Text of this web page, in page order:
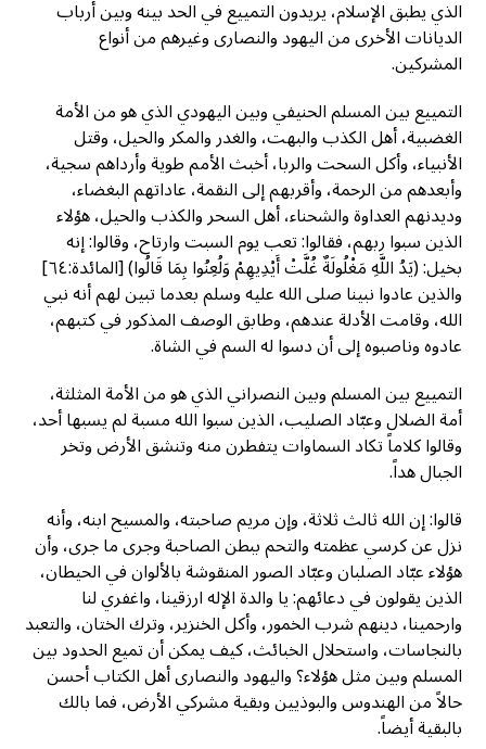
الذي يطبق الإسلام، يريدون التمييع في الحد بينه وبين أرباب
الديانات الأخرى من اليهود والنصارى وغيرهم من أنواع
المشركين.
التمييع بين المسلم الحنيفي وبين اليهودي الذي هو من الأمة
الغضبية، أهل الكذب والبهت، والغدر والمكر والحيل، وقتل
الأنبياء، وأكل السحت والربا، أخبث الأمم طوية وأرداهم سجية،
وأبعدهم من الرحمة، وأقربهم إلى النقمة، عاداتهم البغضاء،
وديدنهم العداوة والشحناء، أهل السحر والكذب والحيل، هؤلاء
الذين سبوا ربهم، فقالوا: تعب يوم السبت وارتاح، وقالوا: إنه
بخيل: (يَدُ اللَّهِ مَغْلُولَةٌ غُلَّتْ أَيْدِيهِمْ وَلُعِنُوا بِمَا قَالُوا) [المائدة:٦٤]
والذين عادوا نبينا صلى الله عليه وسلم بعدما تبين لهم أنه نبي
الله، وقامت الأدلة عندهم، وطابق الوصف المذكور في كتبهم،
عادوه وناصبوه إلى أن دسوا له السم في الشاة.
التمييع بين المسلم وبين النصراني الذي هو من الأمة المثلثة،
أمة الضلال وعبّاد الصليب، الذين سبوا الله مسبة لم يسبها أحد،
وقالوا كلاماً تكاد السماوات يتفطرن منه وتنشق الأرض وتخر
الجبال هداً.
قالوا: إن الله ثالث ثلاثة، وإن مريم صاحبته، والمسيح ابنه، وأنه
نزل عن كرسي عظمته والتحم ببطن الصاحبة وجرى ما جرى، وأن
هؤلاء عبّاد الصلبان وعبّاد الصور المنقوشة بالألوان في الحيطان،
الذين يقولون في دعائهم: يا والدة الإله ارزقينا، واغفري لنا
وارحمينا، دينهم شرب الخمور، وأكل الخنزير، وترك الختان، والتعبد
بالنجاسات، واستحلال الخبائث، كيف يمكن أن تميع الحدود بين
المسلم وبين مثل هؤلاء؟ واليهود والنصارى أهل الكتاب أحسن
حالاً من الهندوس والبوذيين وبقية مشركي الأرض، فما بالك
بالبقية أيضاً.